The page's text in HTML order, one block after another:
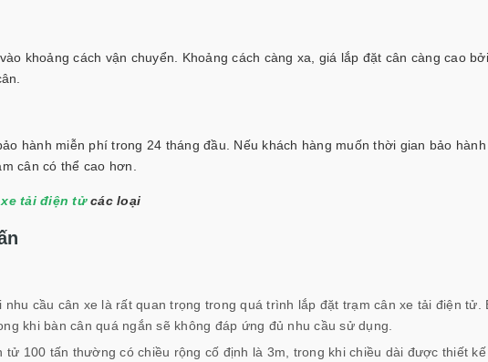
khoảng cách vận chuyển. Khoảng cách càng xa, giá lắp đặt cân càng cao
hành miễn phí trong 24 tháng đầu. Nếu khách hàng muốn thời gian bảo
cân có thể cao hơn.
tải điện tửcác loại
cầu cân xe là rất quan trọng trong quá trình lắp đặt trạm cân xe tải điện tử.
khi bàn cân quá ngắn sẽ không đáp ứng đủ nhu cầu sử dụng.
100 tấn thường có chiều rộng cố định là 3m, trong khi chiều dài được thiết